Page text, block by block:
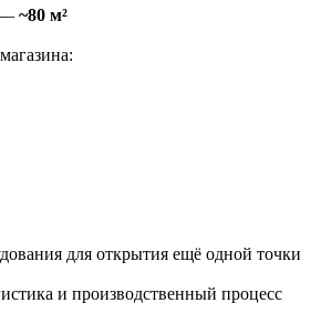
— ~80 м²
для открытия ещё одной точки
и производственный процесс